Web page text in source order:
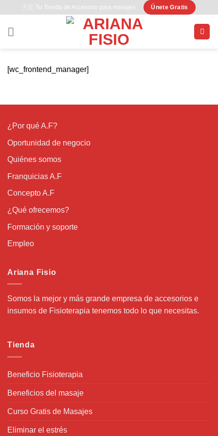
contenido
🇵🇪 Tu Tienda de Accesorio para masajes. Únete Gratis
[wc_frontend_manager]
¿Por qué A.F?
Oportunidad de negocio
Quiénes somos
Franquicias A.F
Concepto A.F
¿Qué ofrecemos?
Formación y soporte
Empleo
Ariana Fisio
Somos la mejor y más grande empresa de accesorios e
insumos de Fisioterapia tenemos todo lo que necesitas.
Tienda
Beneficio Fisioterapia
Beneficios del masaje
Curso Gratis de Masajes
Eliminar el estrés